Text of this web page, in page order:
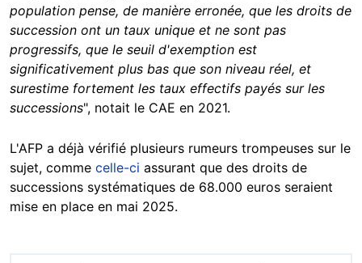
population pense, de manière erronée, que les droits de
succession ont un taux unique et ne sont pas
progressifs, que le seuil d'exemption est
significativement plus bas que son niveau réel, et
surestime fortement les taux effectifs payés sur les
successions", notait le CAE en 2021.
L'AFP a déjà vérifié plusieurs rumeurs trompeuses sur le
sujet, comme celle-ci assurant que des droits de
successions systématiques de 68.000 euros seraient
mise en place en mai 2025.